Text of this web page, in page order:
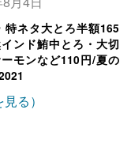
特ネタ大とろ半額165
ンド鮪中とろ・大切
モンなど110円/夏の
る）